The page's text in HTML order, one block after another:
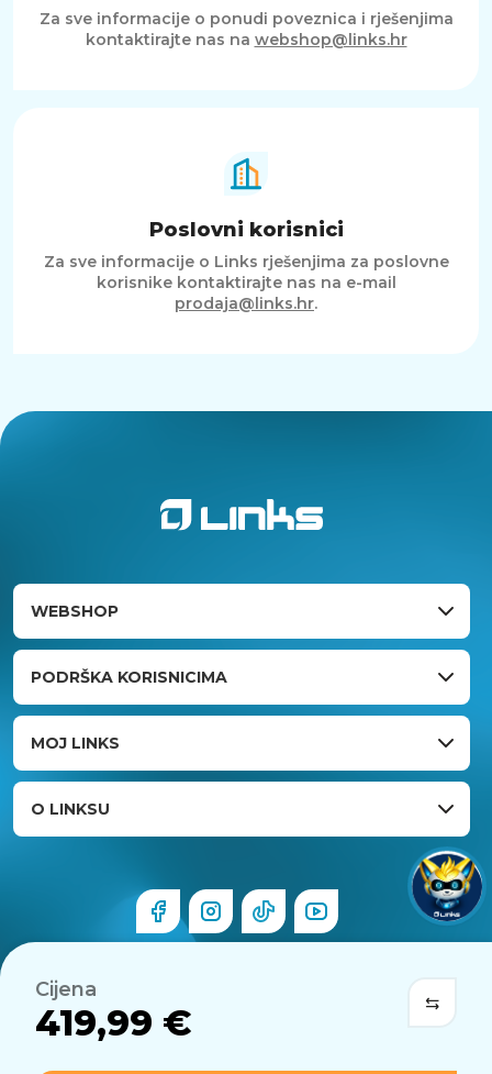
Cijena
419,99 €
Za sve informacije o ponudi poveznica i rješenjima
kontaktirajte nas na webshop@links.hr
Poslovni korisnici
Za sve informacije o Links rješenjima za poslovne
korisnike kontaktirajte nas na e-mail
prodaja@links.hr.
WEBSHOP
PODRŠKA KORISNICIMA
MOJ LINKS
O LINKSU